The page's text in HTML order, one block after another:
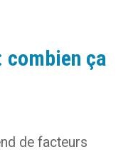
combien ça
de facteurs